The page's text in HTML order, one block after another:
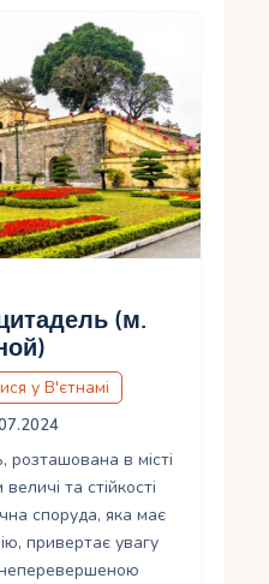
(м.
у В'єтнамі
в місті
та стійкості
споруда, яка має
привертає увагу